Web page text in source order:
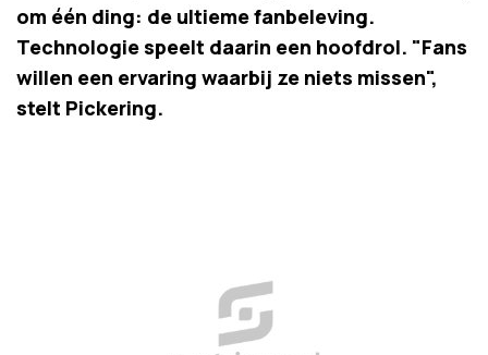
om één ding: de ultieme fanbeleving.
Technologie speelt daarin een hoofdrol. "Fans
willen een ervaring waarbij ze niets missen",
stelt Pickering.